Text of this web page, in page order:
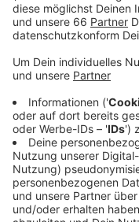
das größte
Informations- und
Veröffentlicht:
Anzeige
So gab es
Merchandise oder
Kimonos